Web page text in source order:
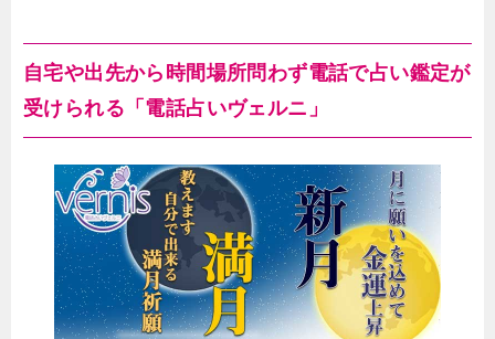
自宅や出先から時間場所問わず電話で占い鑑定が
受けられる「電話占いヴェルニ」